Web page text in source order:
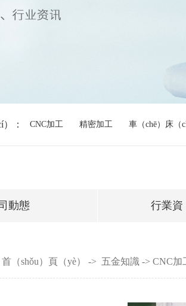
： CNC加工 精密加工 車（chē）床（
動態 行業資
首（shǒu）頁（yè） -> 五金知識 -> CNC加